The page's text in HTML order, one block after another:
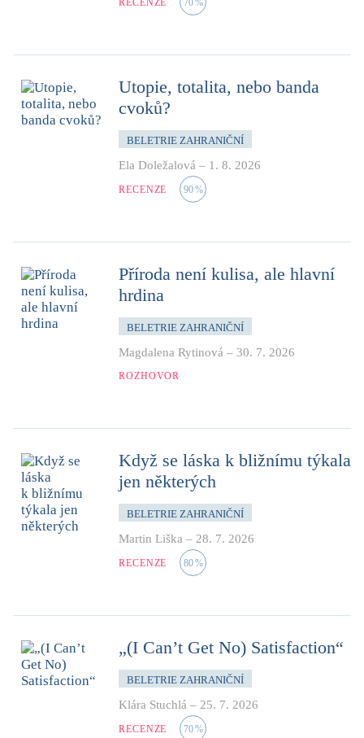
RECENZE 70%
Utopie, totalita, nebo banda
cvoků?
BELETRIE ZAHRANIČNÍ
Ela Doležalová – 1. 8. 2026
RECENZE 90%
Příroda není kulisa, ale hlavní
hrdina
BELETRIE ZAHRANIČNÍ
Magdalena Rytinová – 30. 7. 2026
ROZHOVOR
Když se láska k bližnímu týkala
jen některých
BELETRIE ZAHRANIČNÍ
Martin Liška – 28. 7. 2026
RECENZE 80%
„(I Can’t Get No) Satisfaction“
BELETRIE ZAHRANIČNÍ
Klára Stuchlá – 25. 7. 2026
RECENZE 70%